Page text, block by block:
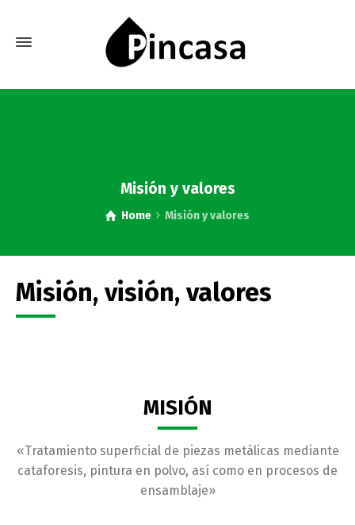
Misión y valores
Home Misión y valores
Misión, visión, valores
MISIÓN
«Tratamiento superficial de piezas metálicas mediante
cataforesis, pintura en polvo, así como en procesos de
ensamblaje»